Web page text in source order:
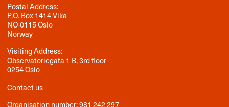
Postal Address:
P.O. Box 1414 Vika
NO-0115 Oslo
Norway
Visiting Address:
Observatoriegata 1 B, 3rd floor
0254 Oslo
Contact us
Organisation number: 981 242 297